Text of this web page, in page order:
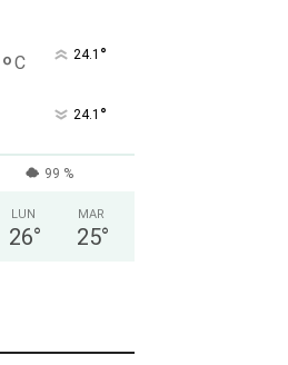
°C 24.1 °
24.1 °
99 %
LUN
26°
MAR
25°